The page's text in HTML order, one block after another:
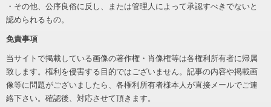
・その他、公序良俗に反し、または管理人によって承認すべきでないと
認められるもの。
免責事項
当サイトで掲載している画像の著作権・肖像権等は各権利所有者に帰属
致します。権利を侵害する目的ではございません。記事の内容や掲載画
像等に問題がございましたら、各権利所有者様本人が直接メールでご連
絡下さい。確認後、対応させて頂きます。